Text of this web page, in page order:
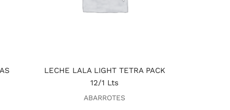
LECHE LALA LIGHT TETRA PACK
12/1 Lts
ABARROTES